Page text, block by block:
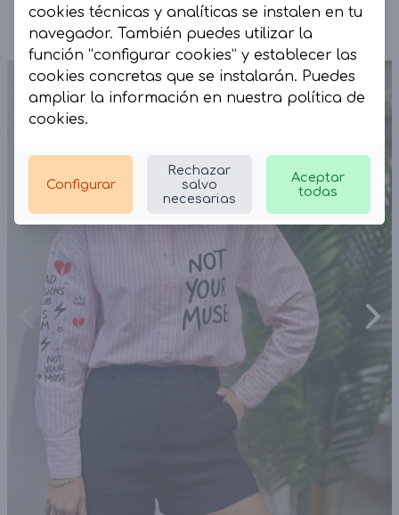
cookies técnicas y analíticas se instalen en tu
navegador. También puedes utilizar la
función “configurar cookies” y establecer las
cookies concretas que se instalarán. Puedes
ampliar la información en nuestra política de
cookies.
Configurar
Rechazar
salvo
necesarias
Aceptar
todas